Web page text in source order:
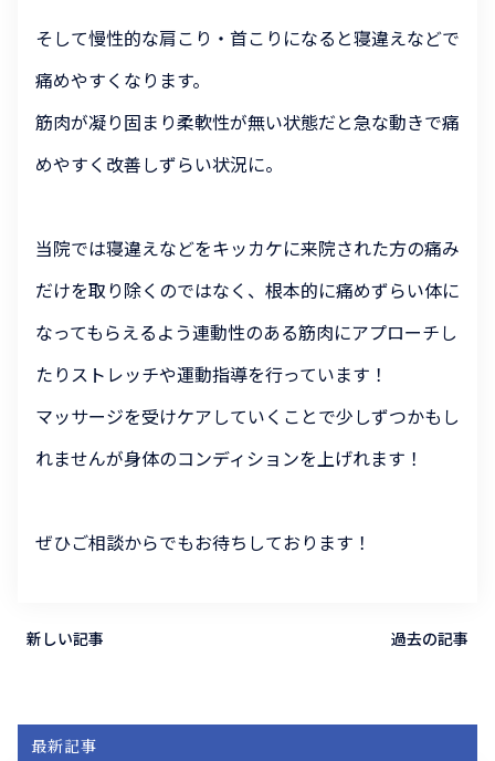
そして慢性的な肩こり・首こりになると寝違えなどで
痛めやすくなります。
筋肉が凝り固まり柔軟性が無い状態だと急な動きで痛
めやすく改善しずらい状況に。
当院では寝違えなどをキッカケに来院された方の痛み
だけを取り除くのではなく、根本的に痛めずらい体に
なってもらえるよう連動性のある筋肉にアプローチし
たりストレッチや運動指導を行っています！
マッサージを受けケアしていくことで少しずつかもし
れませんが身体のコンディションを上げれます！
ぜひご相談からでもお待ちしております！
新しい記事 過去の記事
最新記事